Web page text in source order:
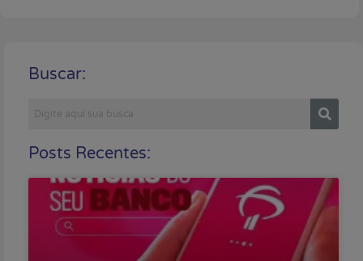
Buscar:
Posts Recentes: